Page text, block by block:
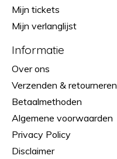
Mijn tickets
Mijn verlanglijst
Informatie
Over ons
Verzenden & retourneren
Betaalmethoden
Algemene voorwaarden
Privacy Policy
Disclaimer